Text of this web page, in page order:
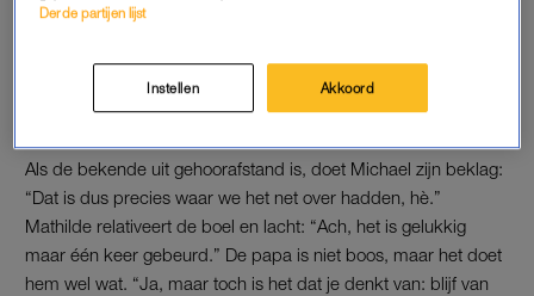
Als de bekende uit gehoorafstand is, doet Michael zijn beklag:
“Dat is dus precies waar we het net over hadden, hè.”
Mathilde relativeert de boel en lacht: “Ach, het is gelukkig
maar één keer gebeurd.” De papa is niet boos, maar het doet
hem wel wat. “Ja, maar toch is het dat je denkt van: blijf van
Derde partijen lijst
Instellen Akkoord